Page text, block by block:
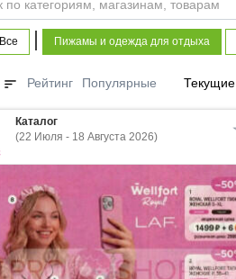
Все | Пижамы и одежда для отдыха
sort Рейтинг Популярные Текущие
Каталог
(22 Июля - 18 Августа 2026)